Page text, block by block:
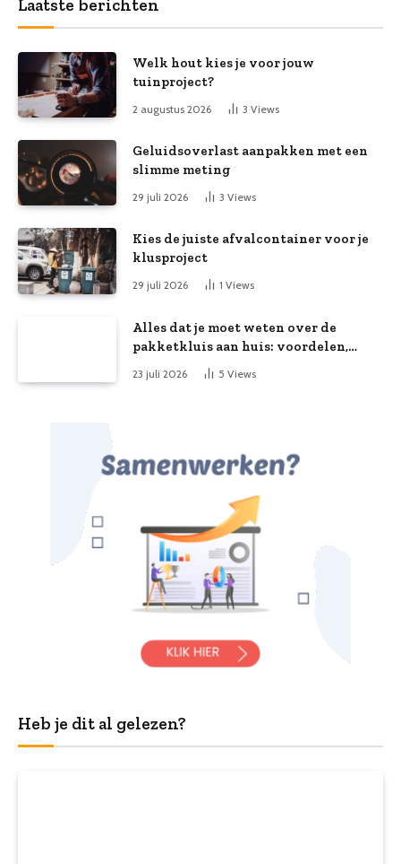
Laatste berichten
Welk hout kies je voor jouw
tuinproject?
2 augustus 2026 3 Views
Geluidsoverlast aanpakken met een
slimme meting
29 juli 2026 3 Views
Kies de juiste afvalcontainer voor je
klusproject
29 juli 2026 1 Views
Alles dat je moet weten over de
pakketkluis aan huis: voordelen,
kooptips en belang
23 juli 2026 5 Views
Heb je dit al gelezen?